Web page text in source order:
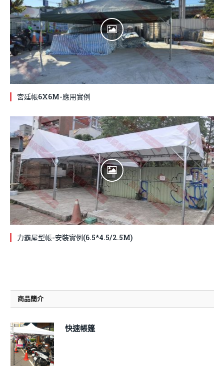
宮廷帳6X6M-應用實例
力霸屋型帳-安裝實例(6.5*4.5/2.5M)
商品簡介
快速帳篷